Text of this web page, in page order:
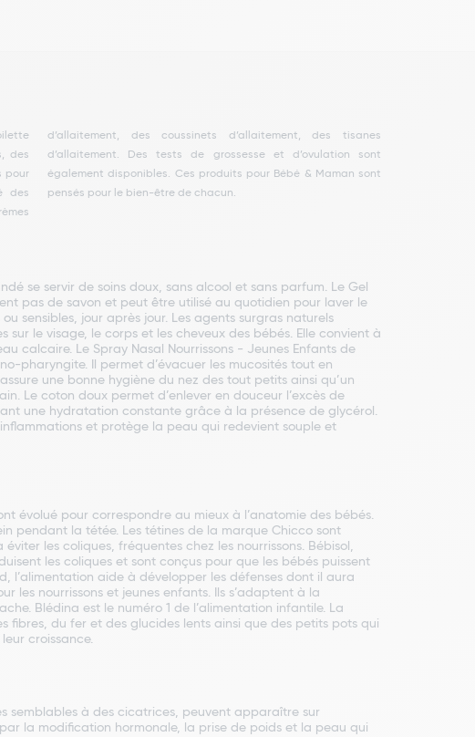
pensés pour le bien-être de chacun.
se servir de soins doux, sans alcool et sans parfum. Le Gel
pas de savon et peut être utilisé au quotidien pour laver le
sensibles, jour après jour. Les agents surgras naturels
le visage, le corps et les cheveux des bébés. Elle convient à
calcaire. Le Spray Nasal Nourrissons - Jeunes Enfants de
pharyngite. Il permet d’évacuer les mucosités tout en
une bonne hygiène du nez des tout petits ainsi qu’un
Le coton doux permet d’enlever en douceur l’excès de
une hydratation constante grâce à la présence de glycérol.
et protège la peau qui redevient souple et
évolué pour correspondre au mieux à l’anatomie des bébés.
pendant la tétée. Les tétines de la marque Chicco sont
les coliques, fréquentes chez les nourrissons. Bébisol,
les coliques et sont conçus pour que les bébés puissent
l’alimentation aide à développer les défenses dont il aura
les nourrissons et jeunes enfants. Ils s’adaptent à la
Blédina est le numéro 1 de l’alimentation infantile. La
du fer et des glucides lents ainsi que des petits pots qui
croissance.
semblables à des cicatrices, peuvent apparaître sur
par la modification hormonale, la prise de poids et la peau qui